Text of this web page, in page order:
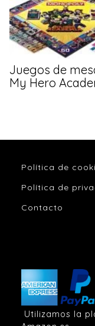
Juegos de
My Hero
Política de
Política de
Contacto
Utilizamos la